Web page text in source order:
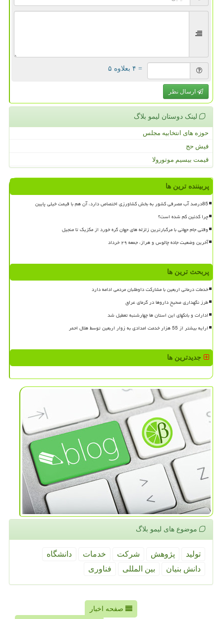
= ۴ بعلاوه ۵
ارسال نظر
لینک دوستان لیمو بلاگ
حوزه های انتخابیه مجلس
فیش حج
قیمت بیسیم موتورولا
پربیننده ترین ها
85درصد آب مصرفی کشور به بخش کشاورزی اختصاص دارد، آن هم با قیمت خیلی پایین
چرا کدئین کم شده است؟
وقتی جام جهانی با مرگبارترین زلزله های جهان گره خورد از مکزیک تا منجیل
آخرین وضعیت جاده چالوس و هراز، جمعه ۲۹ خرداد
پربحث ترین ها
خدمات درمانی اربعین با مشارکت داوطلبان مردمی ادامه دارد
طرز نگهداری صحیح داروها در گرمای عراق
ادارات و بانکهای این استان ها چهارشنبه تعطیل شد
ارایه بیشتر از 55 هزار خدمت امدادی به زوار اربعین توسط هلال احمر
جدیدترین ها
موضوع های لیمو بلاگ
تولید پژوهش شركت خدمات
دانشگاه
دانش بنیان
بین المللی فناوری
صفحه اخبار